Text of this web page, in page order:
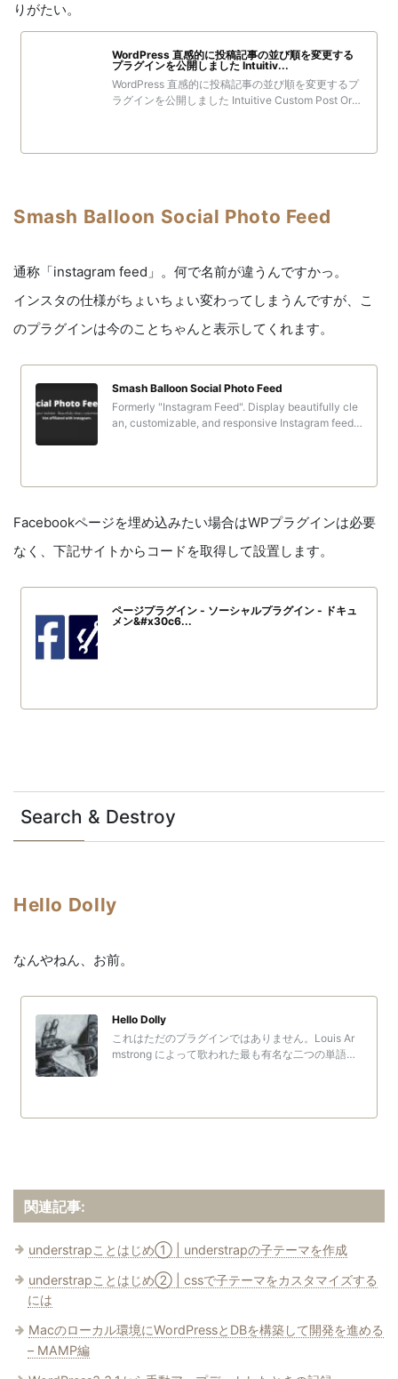
りがたい。
WordPress 直感的に投稿記事の並び順を変更する
プラグインを公開しました Intuitiv...
WordPress 直感的に投稿記事の並び順を変更するプ
ラグインを公開しました Intuitive Custom Post Ord
Smash Balloon Social Photo Feed
通称「instagram feed」。何で名前が違うんですかっ。
インスタの仕様がちょいちょい変わってしまうんですが、こ
のプラグインは今のことちゃんと表示してくれます。
Smash Balloon Social Photo Feed
Formerly "Instagram Feed". Display beautifully cle
an, customizable, and responsive Instagram feeds
Facebookページを埋め込みたい場合はWPプラグインは必要
なく、下記サイトからコードを取得して設置します。
ページプラグイン - ソーシャルプラグイン - ドキュ
メン&#x30c6...
Search & Destroy
Hello Dolly
なんやねん、お前。
Hello Dolly
これはただのプラグインではありません。Louis Ar
mstrong によって歌われた最も有名な二つの単語、
関連記事:
understrapことはじめ① | understrapの子テーマを作成
understrapことはじめ② | cssで子テーマをカスタマイズする
には
Macのローカル環境にWordPressとDBを構築して開発を進める
– MAMP編